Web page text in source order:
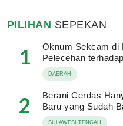
PILIHAN SEPEKAN
1
Oknum Sekcam di
Pelecehan
DAERAH
2
Berani Cerdas
Baru yang Sudah
SULAWESI TENGAH